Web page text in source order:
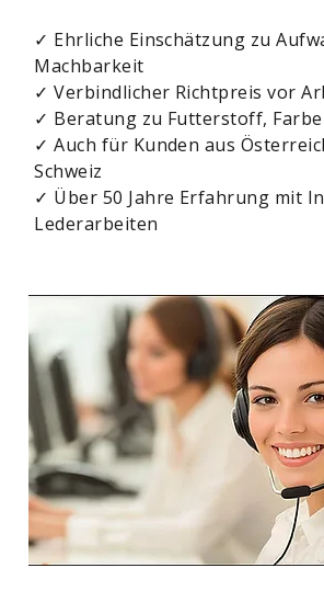
✓ Ehrliche Einschätzung zu
Machbarkeit
✓ Verbindlicher Richtpreis vor
✓ Beratung zu Futterstoff,
✓ Auch für Kunden aus
Schweiz
✓ Über 50 Jahre Erfahrung mit
Lederarbeiten